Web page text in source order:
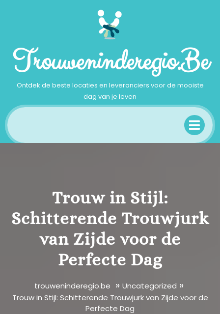
Trouweninderegio.be
Ontdek de beste locaties en leveranciers voor de mooiste
dag van je leven
Trouw in Stijl:
Schitterende Trouwjurk
van Zijde voor de
Perfecte Dag
trouweninderegio.be » Uncategorized »
Trouw in Stijl: Schitterende Trouwjurk van Zijde voor de
Perfecte Dag